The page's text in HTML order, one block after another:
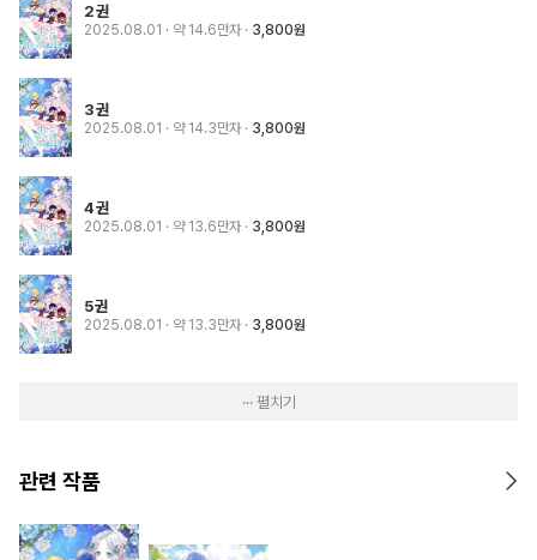
2권
2025.08.01 · 약 14.6만자 3,800원
3권
2025.08.01 · 약 14.3만자 3,800원
4권
2025.08.01 · 약 13.6만자 3,800원
5권
2025.08.01 · 약 13.3만자 3,800원
··· 펼치기
관련 작품